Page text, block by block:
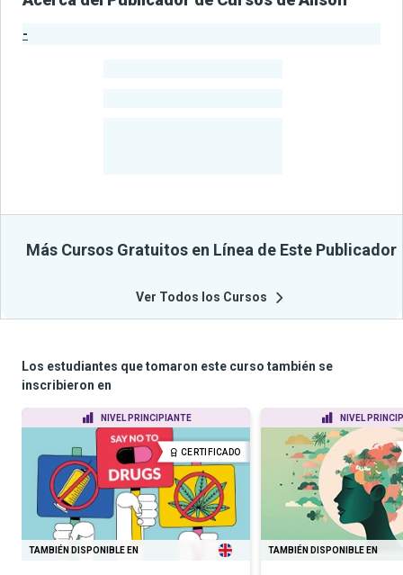
-
Más Cursos Gratuitos en Línea de Este Publicador
Ver Todos los Cursos
Los estudiantes que tomaron este curso también se
inscribieron en
NIVEL PRINCIPIANTE
CERTIFICADO
TAMBIÉN DISPONIBLE EN
NIVEL
TAMBIÉN DISPONIBLE EN